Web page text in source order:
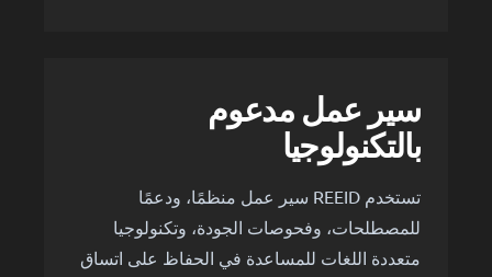
سير عمل مدعوم
بالتكنولوجيا
تستخدم REEID سير عمل منظمًا، ودعمًا
للمصطلحات، وفحوصات الجودة، وتكنولوجيا
متعددة اللغات للمساعدة في الحفاظ على اتساق